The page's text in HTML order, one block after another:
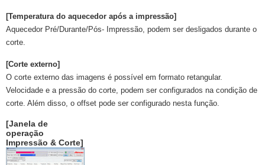
[Temperatura do aquecedor após a impressão]
Aquecedor Pré/Durante/Pós- Impressão, podem ser desligados durante o
corte.
[Corte externo]
O corte externo das imagens é possível em formato retangular.
Velocidade e a pressão do corte, podem ser configurados na condição de
corte. Além disso, o offset pode ser configurado nesta função.
[Janela de
operação
Impressão & Corte]